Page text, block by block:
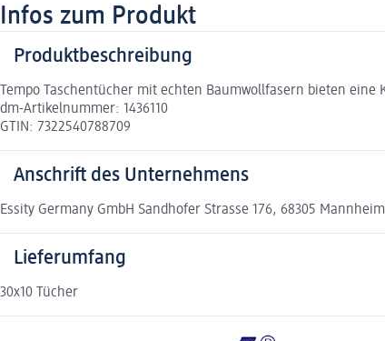
Infos zum Produkt
Produktbeschreibung
Tempo Taschentücher mit echten Baumwollfasern bieten
dm-Artikelnummer: 1436110
GTIN: 7322540788709
Anschrift des Unternehmens
Essity Germany GmbH Sandhofer Strasse 176, 68305
Lieferumfang
30x10 Tücher